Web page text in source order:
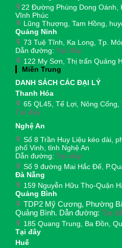
22 Đường Phùng Dong Oánh,
Vĩnh Phúc
Lũng Thượng, Tam Hồng,
Quảng Ninh
73 Tuệ Tĩnh, Ka Long, Tp.
Dẫn đường: Tại đây
122 My Sơn, Thị trấn Quảng
Miền Trung
DANH SÁCH CÁC ĐẠI LÝ
Thanh Hóa
65 QL45, Tế Lợi, Nông
Tại đây
Nghệ An
Số 8 Trần Huy Liệu kéo dài,
phố Vinh, tỉnh Nghệ An
Dẫn đường: Tại đây
Số 9 đường Mai Hắc Đế,
Đà Nẵng
159 Nguyễn Hữu Thọ-Quận
Quảng Bình
TDP2 Mỹ Cương, Phường
Quảng Bình. Dẫn đường: Tại
185 Quang Trung, Ba Đồn,
Tại đây
Huế